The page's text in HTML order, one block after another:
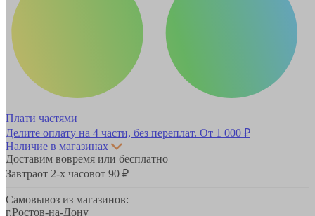
Плати частями
Делите оплату на 4 части, без переплат. От 1 000 ₽
Наличие в магазинах
Доставим вовремя или бесплатно
Завтраот 2-х часовот 90 ₽
Самовывоз из магазинов:
г.Ростов-на-Дону